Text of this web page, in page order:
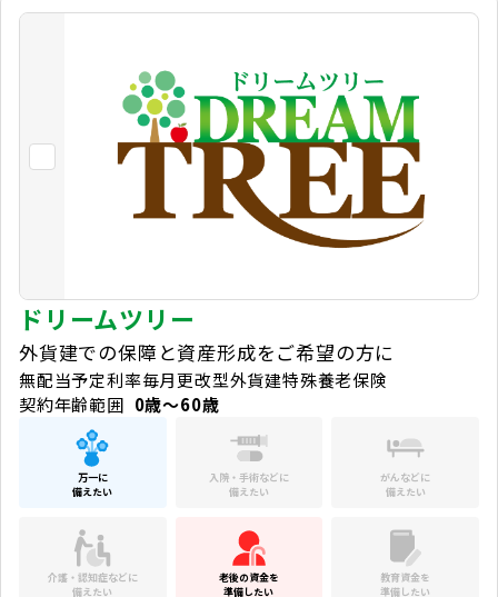
ドリームツリー
外貨建での保障と資産形成をご希望の方に
無配当予定利率毎月更改型外貨建特殊養老保険
契約年齢範囲 0歳～60歳
万一に
備えたい
入院・手術などに
備えたい
がんなどに
備えたい
介護・認知症などに
備えたい
老後の資金を
準備したい
教育資金を
準備したい